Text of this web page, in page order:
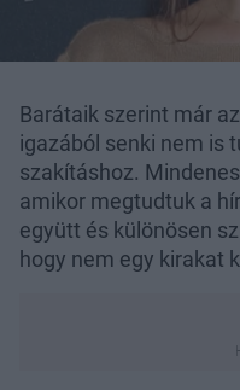
Barátaik szerint már
igazából senki nem is
szakításhoz.
amikor megtudtuk a
együtt és különösen
hogy nem egy kirakat